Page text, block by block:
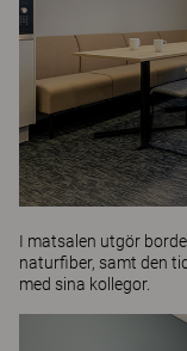
I matsalen utgör
naturfiber, samt den
med sina kollegor.